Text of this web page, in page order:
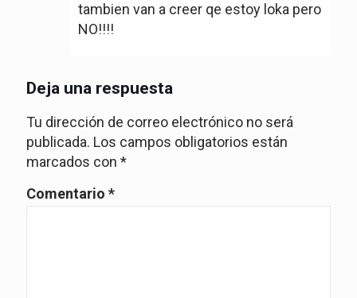
tambien van a creer qe estoy loka pero
NO!!!!
Deja una respuesta
Tu dirección de correo electrónico no será
publicada. Los campos obligatorios están
marcados con *
Comentario *